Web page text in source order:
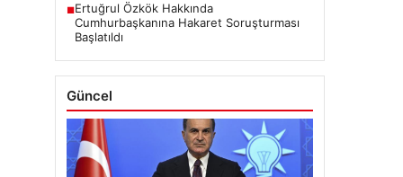
■Ertuğrul Özkök Hakkında
Cumhurbaşkanına Hakaret Soruşturması
Başlatıldı
Güncel